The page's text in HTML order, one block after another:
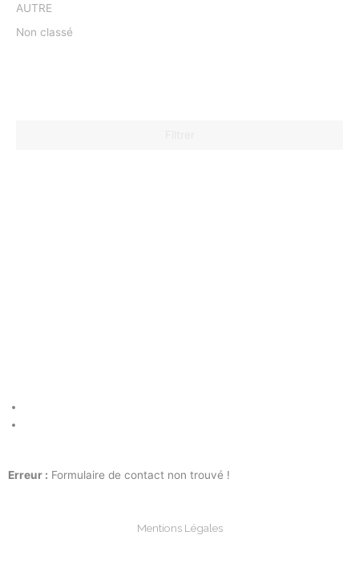
AUTRE
Non classé
Erreur : Formulaire de contact non trouvé !
Mentions Légales